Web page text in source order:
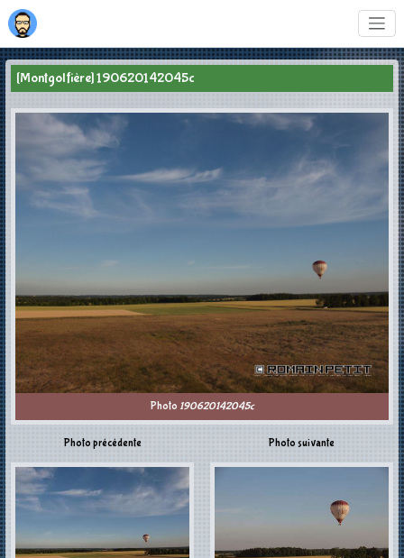
[Montgolfière] 190620142045c
Photo 190620142045c
Photo précédente Photo suivante